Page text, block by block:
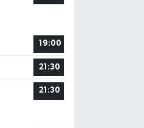
19:00
21:30
21:30